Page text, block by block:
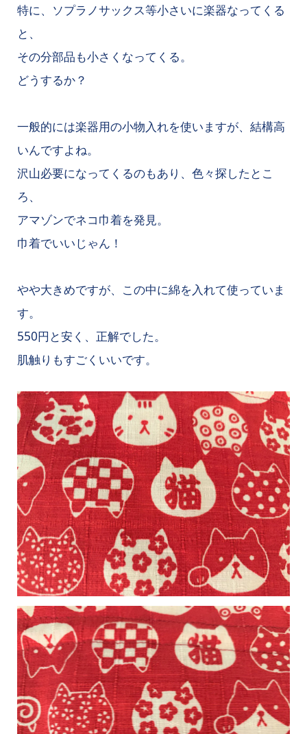
特に、ソプラノサックス等小さいに楽器なってくる
と、
その分部品も小さくなってくる。
どうするか？
一般的には楽器用の小物入れを使いますが、結構高
いんですよね。
沢山必要になってくるのもあり、色々探したとこ
ろ、
アマゾンでネコ巾着を発見。
巾着でいいじゃん！
やや大きめですが、この中に綿を入れて使っていま
す。
550円と安く、正解でした。
肌触りもすごくいいです。